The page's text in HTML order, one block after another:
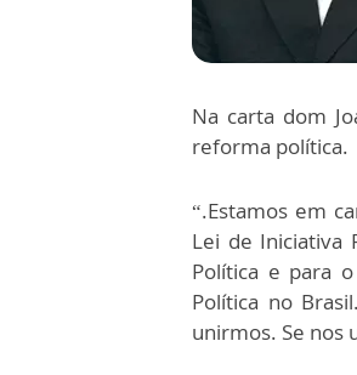
Na carta dom
reforma política.
“.Estamos em
Lei de Iniciativa
Política e para
Política no
unirmos. Se nos